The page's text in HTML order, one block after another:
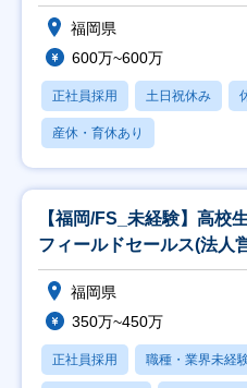
の
福岡県
600万~600万
正社員採用 土日祝休み
産休・育休あり
【福岡/FS_未経験】高校
フィールドセールス(法人
福岡県
350万~450万
正社員採用 職種・業界未経